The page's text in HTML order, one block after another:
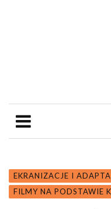
EKRANIZACJE I
FILMY NA PODSTAWIE